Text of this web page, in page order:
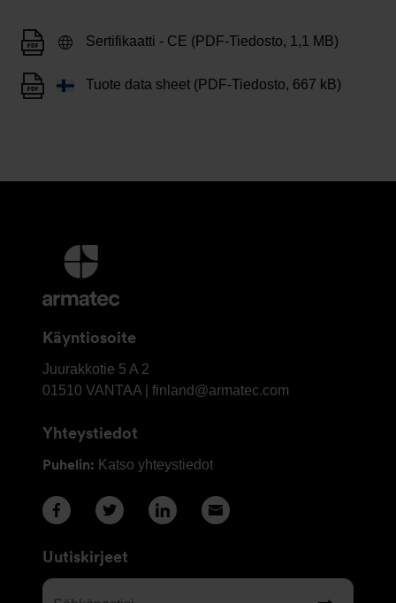
Sertifikaatti - CE (PDF-Tiedosto, 1,1 MB)
Tuote data sheet (PDF-Tiedosto, 667 kB)
Lisätietoja
Yhteystiedot
Käyntiosoite
OY
Armatec
AB
Juurakkotie 5 A 2
01510 VANTAA | finland@armatec.com
Yhteystiedot
Puhelin: Katso yhteystiedot
Uutiskirjeet
Sähköpostisi